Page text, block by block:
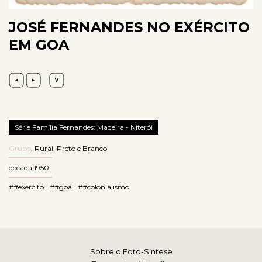
JOSÉ FERNANDES NO EXÉRCITO
EM GOA
Série Família Fernandes: Madeira - Niterói
Grupo, Rural, Preto e Branco
década 1950
##exercito ##goa ##colonialismo
Sobre o Foto-Síntese